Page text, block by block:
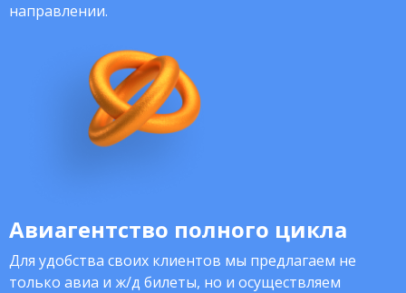
направлении.
Авиагентство полного цикла
Для удобства своих клиентов мы предлагаем не
только авиа и ж/д билеты, но и осуществляем